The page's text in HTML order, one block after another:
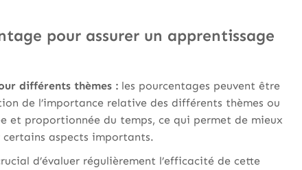
pour assurer un apprentissage
différents thèmes : les pourcentages peuvent être
de l’importance relative des différents thèmes ou
et proportionnée du temps, ce qui permet de mieux
certains aspects importants.
d’évaluer régulièrement l’efficacité de cette